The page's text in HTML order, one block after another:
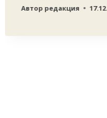
Автор редакция